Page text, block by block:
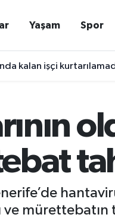
Yaşam Spor
kalan işçi
mürettebatın